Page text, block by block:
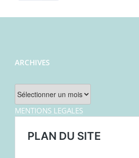
ARCHIVES
Archives
MENTIONS LEGALES